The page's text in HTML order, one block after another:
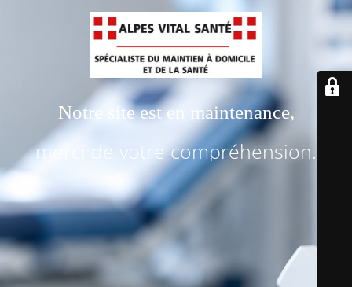
Notre site est en maintenance,
merci de votre compréhension.